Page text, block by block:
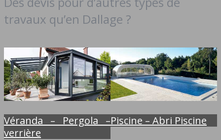
travaux qu’en Dallage ?
Véranda – Pergola –
verrière
Piscine – Abri Piscine